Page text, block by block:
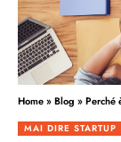
Home»Blog »Perché
MAI DIRE STARTUP